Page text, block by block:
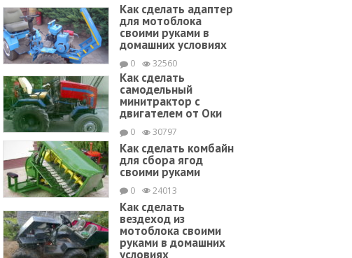
Как сделать адаптер
для мотоблока
своими руками в
домашних условиях
0 32560
Как сделать
самодельный
минитрактор с
двигателем от Оки
0 30797
Как сделать комбайн
для сбора ягод
своими руками
0 24013
Как сделать
вездеход из
мотоблока своими
руками в домашних
условиях